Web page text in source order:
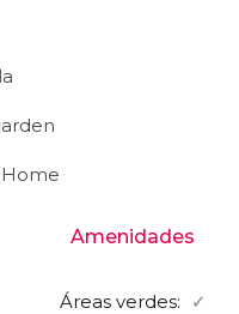
Amenidades
Áreas verdes: ✓